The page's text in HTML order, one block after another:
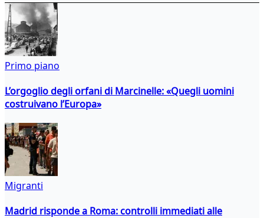
Primo piano
L’orgoglio degli orfani di Marcinelle: «Quegli uomini
costruivano l’Europa»
Migranti
Madrid risponde a Roma: controlli immediati alle